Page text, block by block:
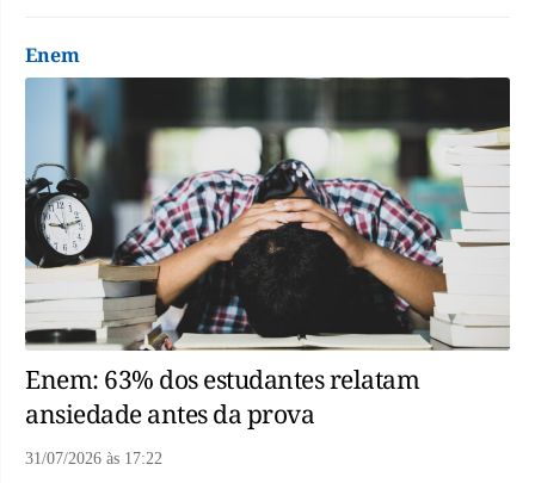
Enem
Enem: 63% dos estudantes relatam
ansiedade antes da prova
31/07/2026 às 17:22